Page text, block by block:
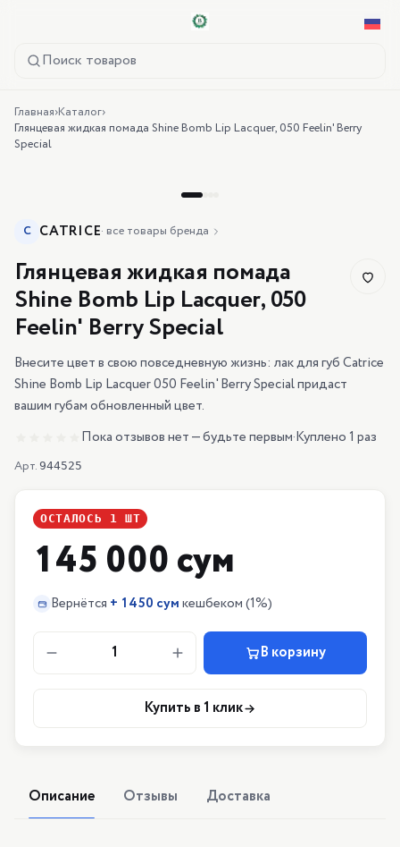
Поиск товаров
Главная›Каталог›
Глянцевая жидкая помада Shine Bomb Lip Lacquer, 050 Feelin' Berry
Special
C CATRICE· все товары бренда
Глянцевая жидкая помада
Shine Bomb Lip Lacquer, 050
Feelin' Berry Special
Внесите цвет в свою повседневную жизнь: лак для губ Catrice
Shine Bomb Lip Lacquer 050 Feelin' Berry Special придаст
вашим губам обновленный цвет.
Пока отзывов нет — будьте первым·Куплено 1 раз
Арт. 944525
ОСТАЛОСЬ 1 ШТ
145 000 сум
Вернётся + 1450 сумкешбеком(1%)
1 В корзину
Купить в 1 клик
Описание Отзывы Доставка